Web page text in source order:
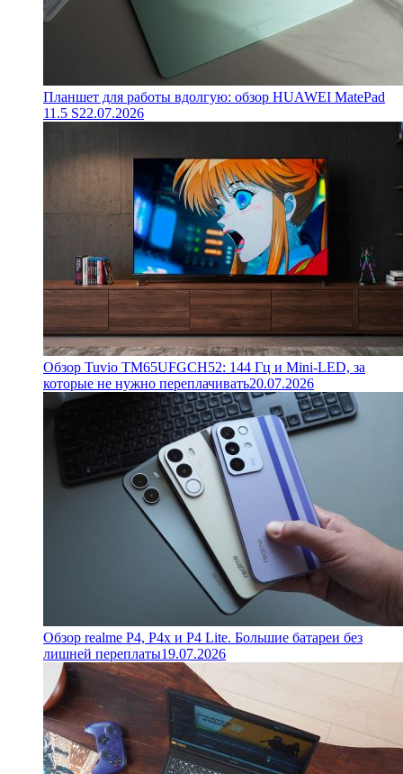
Планшет для работы вдолгую: обзор HUAWEI MatePad
11.5 S22.07.2026
Обзор Tuvio TM65UFGCH52: 144 Гц и Mini-LED, за
которые не нужно переплачивать20.07.2026
Обзор realme P4, P4x и P4 Lite. Большие батареи без
лишней переплаты19.07.2026